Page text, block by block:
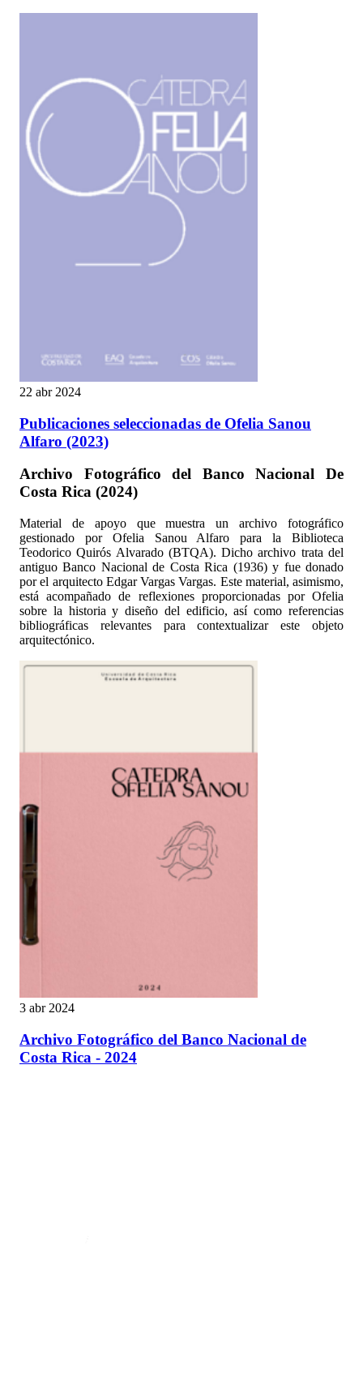
22 abr 2024
Publicaciones seleccionadas de Ofelia Sanou
Alfaro (2023)
Archivo Fotográfico del Banco Nacional De
Costa Rica (2024)
Material de apoyo que muestra un archivo fotográfico
gestionado por Ofelia Sanou Alfaro para la Biblioteca
Teodorico Quirós Alvarado (BTQA). Dicho archivo trata del
antiguo Banco Nacional de Costa Rica (1936) y fue donado
por el arquitecto Edgar Vargas Vargas. Este material, asimismo,
está acompañado de reflexiones proporcionadas por Ofelia
sobre la historia y diseño del edificio, así como referencias
bibliográficas relevantes para contextualizar este objeto
arquitectónico.
3 abr 2024
Archivo Fotográfico del Banco Nacional de
Costa Rica - 2024